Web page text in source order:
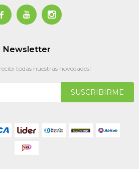
  
Newsletter
todas nuestras novedades!
SUSCRIBIRME